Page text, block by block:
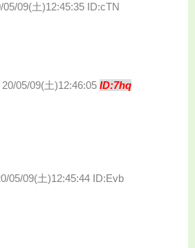
05/09(土)12:45:35 ID:cTN
20/05/09(土)12:46:05 ID:7hq
05/09(土)12:45:44 ID:Evb